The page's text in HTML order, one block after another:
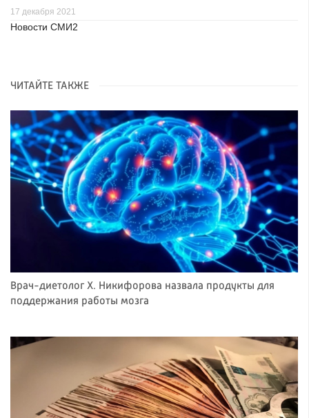
17 декабря 2021
Новости СМИ2
ЧИТАЙТЕ ТАКЖЕ
Врач-диетолог Х. Никифорова назвала продукты для
поддержания работы мозга